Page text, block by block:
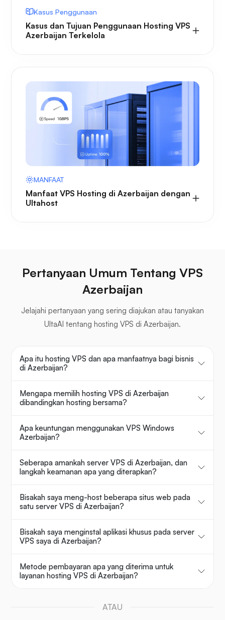
Kasus Penggunaan
Kasus dan Tujuan Penggunaan Hosting VPS
Azerbaijan Terkelola
MANFAAT
Manfaat VPS Hosting di Azerbaijan dengan
Ultahost
Pertanyaan Umum Tentang VPS
Azerbaijan
Jelajahi pertanyaan yang sering diajukan atau tanyakan
UltaAI tentang hosting VPS di Azerbaijan.
Apa itu hosting VPS dan apa manfaatnya bagi bisnis
di Azerbaijan?
Mengapa memilih hosting VPS di Azerbaijan
dibandingkan hosting bersama?
Apa keuntungan menggunakan VPS Windows
Azerbaijan?
Seberapa amankah server VPS di Azerbaijan, dan
langkah keamanan apa yang diterapkan?
Bisakah saya meng-host beberapa situs web pada
satu server VPS di Azerbaijan?
Bisakah saya menginstal aplikasi khusus pada server
VPS saya di Azerbaijan?
Metode pembayaran apa yang diterima untuk
layanan hosting VPS di Azerbaijan?
ATAU